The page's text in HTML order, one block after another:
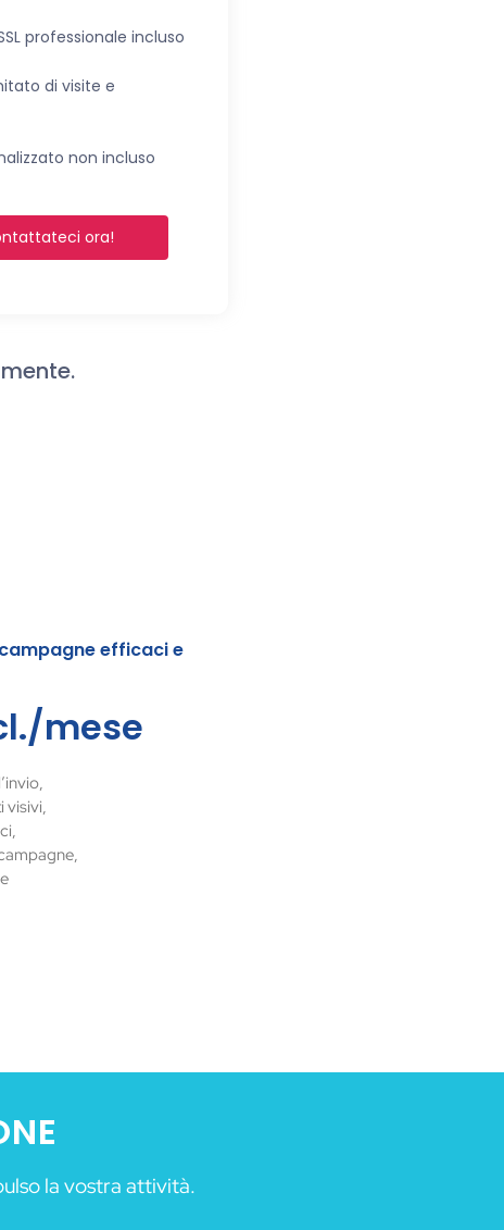
professionale incluso
di visite e
non incluso
ora!
efficaci e
mese
visivi,
la vostra attività.